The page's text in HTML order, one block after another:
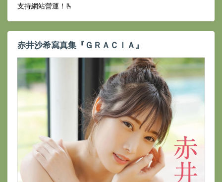
支持網站營運！🫰
赤井沙希寫真集『ＧＲＡＣＩＡ』